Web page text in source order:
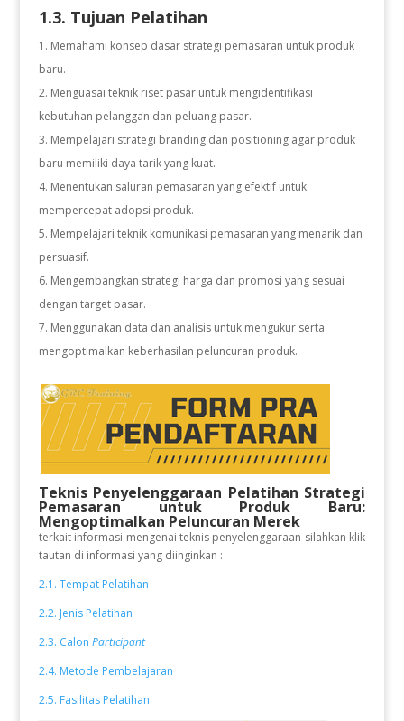
1.3. Tujuan Pelatihan
Memahami konsep dasar strategi pemasaran untuk produk
baru.
2. Menguasai teknik riset pasar untuk mengidentifikasi
kebutuhan pelanggan dan peluang pasar.
3. Mempelajari strategi branding dan positioning agar produk
baru memiliki daya tarik yang kuat.
4. Menentukan saluran pemasaran yang efektif untuk
mempercepat adopsi produk.
5. Mempelajari teknik komunikasi pemasaran yang menarik dan
persuasif.
6. Mengembangkan strategi harga dan promosi yang sesuai
dengan target pasar.
7. Menggunakan data dan analisis untuk mengukur serta
mengoptimalkan keberhasilan peluncuran produk.
Teknis Penyelenggaraan Pelatihan Strategi
Pemasaran untuk Produk Baru:
Mengoptimalkan Peluncuran Merek
terkait informasi mengenai teknis penyelenggaraan silahkan klik
tautan di informasi yang diinginkan :
2.1. Tempat Pelatihan
2.2. Jenis Pelatihan
2.3. Calon Participant
2.4. Metode Pembelajaran
2.5. Fasilitas Pelatihan